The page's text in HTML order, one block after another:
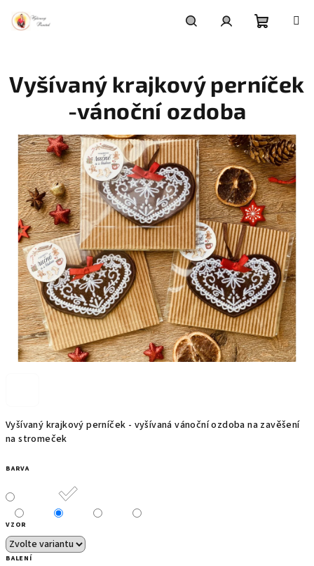
obsah
košík
Vyšívaný krajkový perníček - vyšívaná vánoční ozdoba na zavěšení
na stromeček
BARVA
VZOR
BALENÍ
Vyšívaný krajkový perníček
-vánoční ozdoba